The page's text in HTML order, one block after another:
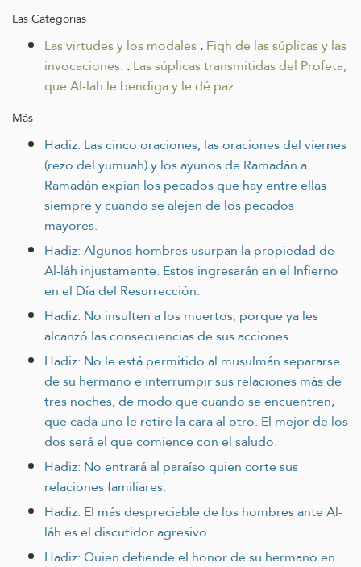
Las Categorías
Las virtudes y los modales.Fiqh de las súplicas y las
invocaciones. .Las súplicas transmitidas del Profeta,
que Al-lah le bendiga y le dé paz.
Más
Hadiz: Las cinco oraciones, las oraciones del viernes
(rezo del yumuah) y los ayunos de Ramadán a
Ramadán expían los pecados que hay entre ellas
siempre y cuando se alejen de los pecados
mayores.
Hadiz: Algunos hombres usurpan la propiedad de
Al-láh injustamente. Estos ingresarán en el Infierno
en el Día del Resurrección.
Hadiz: No insulten a los muertos, porque ya les
alcanzó las consecuencias de sus acciones.
Hadiz: No le está permitido al musulmán separarse
de su hermano e interrumpir sus relaciones más de
tres noches, de modo que cuando se encuentren,
que cada uno le retire la cara al otro. El mejor de los
dos será el que comience con el saludo.
Hadiz: No entrará al paraíso quien corte sus
relaciones familiares.
Hadiz: El más despreciable de los hombres ante Al-
láh es el discutidor agresivo.
Hadiz: Quien defiende el honor de su hermano en